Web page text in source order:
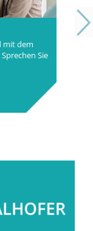
nur
bei der